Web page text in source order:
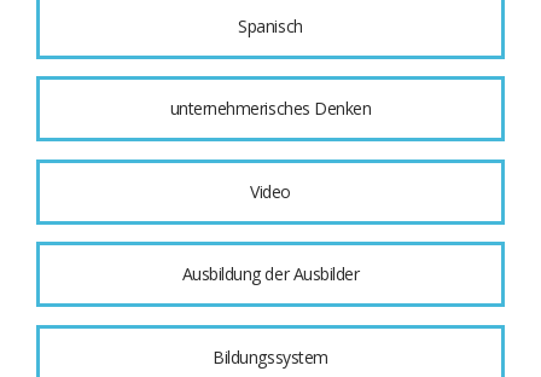
Spanisch
unternehmerisches Denken
Video
Ausbildung der Ausbilder
Bildungssystem